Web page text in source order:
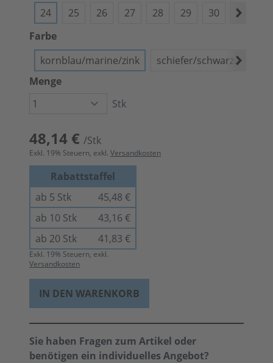
24
25 26 27 28 29 30 38
Farbe
kornblau/marine/zink
schiefer/schwarz/rot
Menge
Stk
48,14 € /Stk
Exkl. 19% Steuern, exkl. Versandkosten
Rabattstaffel
ab 5 Stk
45,48 €
ab 10 Stk
43,16 €
ab 20 Stk
41,83 €
Exkl. 19% Steuern, exkl.
Versandkosten
IN DEN WARENKORB
Sie haben Fragen zum Artikel oder
benötigen ein individuelles Angebot?